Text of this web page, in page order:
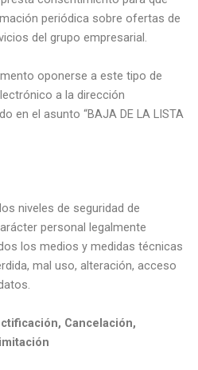
periódica sobre ofertas de
del grupo empresarial.
oponerse a este tipo de
a la dirección
en el asunto “BAJA DE LA LISTA
niveles de seguridad de
personal legalmente
los medios y medidas técnicas
mal uso, alteración, acceso
Cancelación,